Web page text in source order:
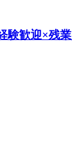
験歓迎×残